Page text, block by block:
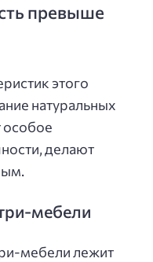
превыше
этого
натуральных
особое
делают
мебели
мебели лежит